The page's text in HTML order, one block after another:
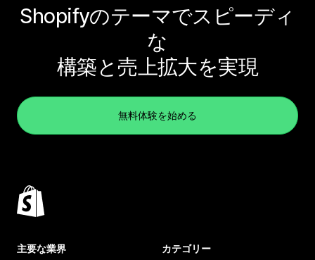
Shopifyのテーマでスピーディ
な
構築と売上拡大を実現
無料体験を始める
主要な業界 カテゴリー